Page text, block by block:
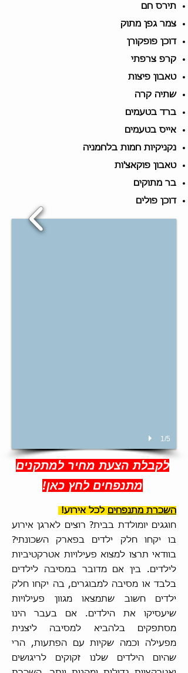
תירס חם
צמר גפן מתוק
דוכן פופקורן
קרפ צרפתי
טאבון פיצות
שתיה קרה
ברד בטעמים
אייס בטעמים
נקניקיות חמות בלחמניה
טאבון פוקאצ'ות
בר מתוקים
דוכן פולים
1/5
לקבלת הצעת מחיר למתקנים
מתנפחים לחץ כאן!
השכרת מתנפחים לכל אירוע!
חוגגים יומולדת בבית? רוצים לארגן אירוע
בו יקחו חלק ילדים בפארק השכונתי?
בוודאי תרצו למצוא פעילויות אטרקטיביות
לילדים. בין אם מדובר במסיבה לילדים
בלבד או מסיבה למבוגרים, בה יקחו חלק
ילדים חשוב שתמצאו מגוון פעילויות
שיעסיקו את הילדים. אם בעבר הינו
מסתפקים בלהביא למסיבה ליצנית
מפעילה וכמה שקיות עם הפתעות, הרי
שהיום הילדים שלנו זקוקים לריגושים